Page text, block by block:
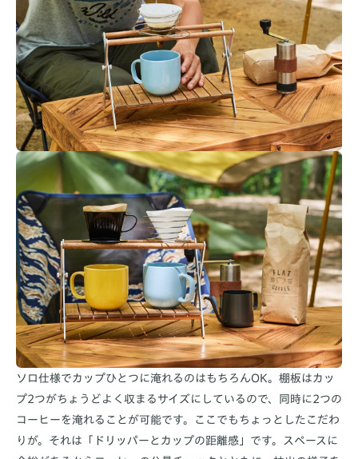
ソロ仕様でカップひとつに淹れるのはもちろんOK。棚板はカッ
プ2つがちょうどよく収まるサイズにしているので、同時に2つの
コーヒーを淹れることが可能です。ここでもちょっとしたこだわ
りが。それは「ドリッパーとカップの距離感」です。スペースに